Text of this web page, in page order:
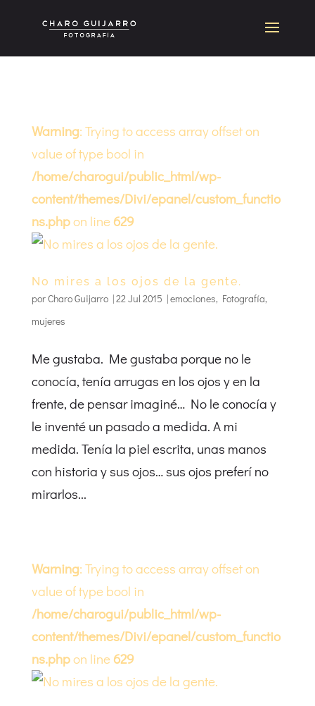
Warning: Trying to access array offset on
value of type bool in
/home/charogui/public_html/wp-
content/themes/Divi/epanel/custom_functio
ns.phpon line 629
No mires a los ojos de la gente.
porCharo Guijarro|22 Jul 2015 |emociones, Fotografía,
mujeres
Me gustaba. Me gustaba porque no le
conocía, tenía arrugas en los ojos y en la
frente, de pensar imaginé… No le conocía y
le inventé un pasado a medida. A mi
medida. Tenía la piel escrita, unas manos
con historia y sus ojos… sus ojos preferí no
mirarlos...
Warning: Trying to access array offset on
value of type bool in
/home/charogui/public_html/wp-
content/themes/Divi/epanel/custom_functio
ns.phpon line 629